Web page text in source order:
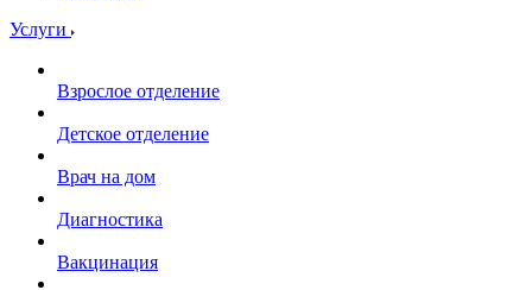
Услуги
Взрослое отделение
Детское отделение
Врач на дом
Диагностика
Вакцинация